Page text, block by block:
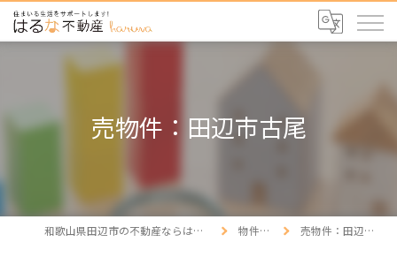
売物件：田辺市古尾
和歌山県田辺市の不動産ならはるな不動産 物件情報 売物件：田辺市古尾